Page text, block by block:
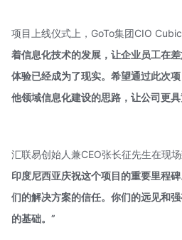
项目上线仪式上，GoTo集团CIO
着信息化技术的发展，让企业员工在
体验已经成为了现实。希望通过此次
他领域信息化建设的思路，让公司更具
汇联易创始人兼CEO张长征先生在现场
印度尼西亚庆祝这个项目的重要里程
们的解决方案的信任。你们的远见和
的基础。”